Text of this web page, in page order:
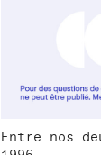
Entre nos